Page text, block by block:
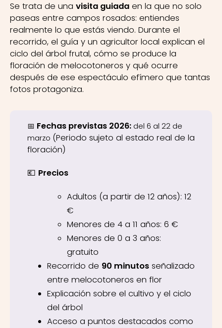
Se trata de una visita guiada en la que no solo
paseas entre campos rosados: entiendes
realmente lo que estás viendo. Durante el
recorrido, el guía y un agricultor local explican el
ciclo del árbol frutal, cómo se produce la
floración de melocotoneros y qué ocurre
después de ese espectáculo efímero que tantas
fotos protagoniza.
📅 Fechas previstas 2026: del 6 al 22 de
marzo (Periodo sujeto al estado real de la
floración)
💶 Precios
Adultos (a partir de 12 años): 12
€
Menores de 4 a 11 años: 6 €
Menores de 0 a 3 años:
gratuito
Recorrido de 90 minutos señalizado
entre melocotoneros en flor
Explicación sobre el cultivo y el ciclo
del árbol
Acceso a puntos destacados como